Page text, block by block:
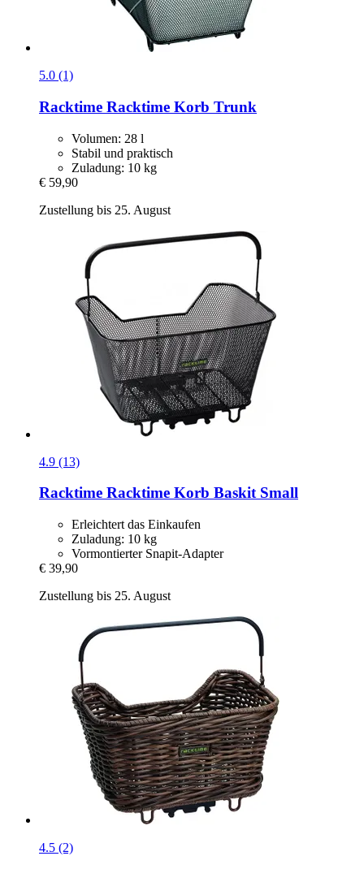
5.0 (1)
Racktime Racktime Korb Trunk
Volumen: 28 l
Stabil und praktisch
Zuladung: 10 kg
€ 59,90
Zustellung bis 25. August
4.9 (13)
Racktime Racktime Korb Baskit Small
Erleichtert das Einkaufen
Zuladung: 10 kg
Vormontierter Snapit-Adapter
€ 39,90
Zustellung bis 25. August
4.5 (2)